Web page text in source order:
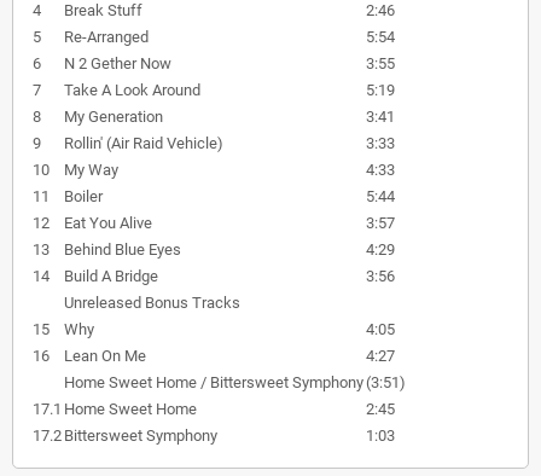
4
Break Stuff
2:46
5
Re-Arranged
5:54
6
N 2 Gether Now
3:55
7
Take A Look Around
5:19
8
My Generation
3:41
9
Rollin' (Air Raid Vehicle)
3:33
10
My Way
4:33
11
Boiler
5:44
12
Eat You Alive
3:57
13
Behind Blue Eyes
4:29
14
Build A Bridge
3:56
Unreleased Bonus Tracks
15
Why
4:05
16
Lean On Me
4:27
Home Sweet Home / Bittersweet Symphony (3:51)
17.1 Home Sweet Home
2:45
17.2 Bittersweet Symphony 1:03